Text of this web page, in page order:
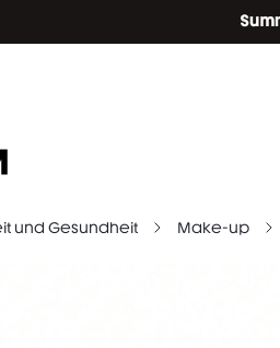
und Gesundheit Make-up